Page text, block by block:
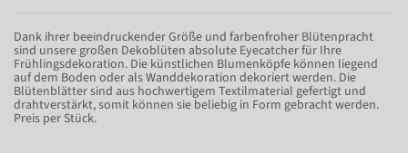
Dank ihrer beeindruckender Größe und farbenfroher Blütenpracht
sind unsere großen Dekoblüten absolute Eyecatcher für Ihre
Frühlingsdekoration. Die künstlichen Blumenköpfe können liegend
auf dem Boden oder als Wanddekoration dekoriert werden. Die
Blütenblätter sind aus hochwertigem Textilmaterial gefertigt und
drahtverstärkt, somit können sie beliebig in Form gebracht werden.
Preis per Stück.